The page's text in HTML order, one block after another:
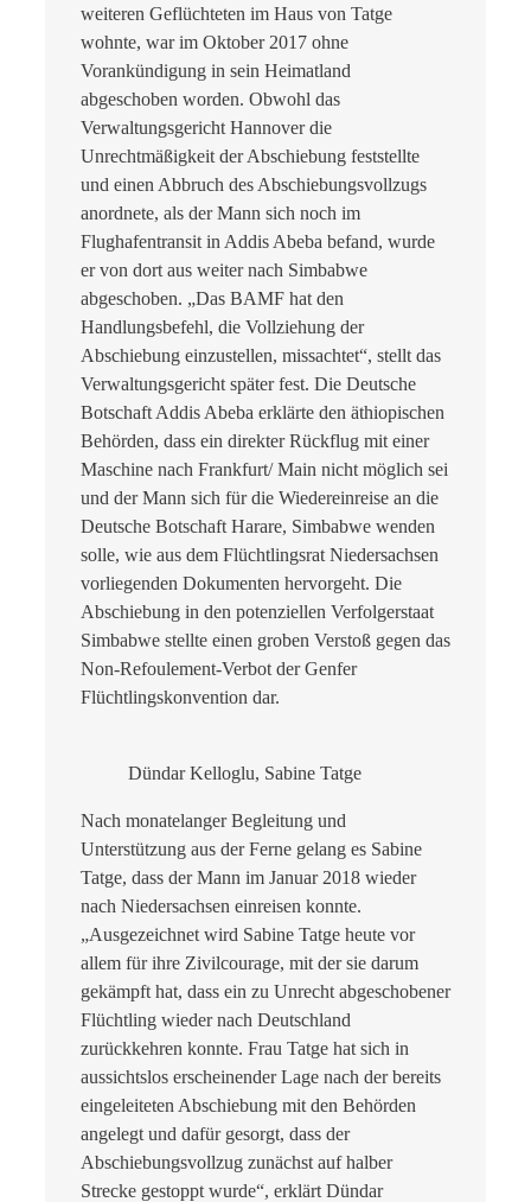
weiteren Geflüchteten im Haus von Tatge
wohnte, war im Oktober 2017 ohne
Vorankündigung in sein Heimatland
abgeschoben worden. Obwohl das
Verwaltungsgericht Hannover die
Unrechtmäßigkeit der Abschiebung feststellte
und einen Abbruch des Abschiebungsvollzugs
anordnete, als der Mann sich noch im
Flughafentransit in Addis Abeba befand, wurde
er von dort aus weiter nach Simbabwe
abgeschoben. „Das BAMF hat den
Handlungsbefehl, die Vollziehung der
Abschiebung einzustellen, missachtet“, stellt das
Verwaltungsgericht später fest. Die Deutsche
Botschaft Addis Abeba erklärte den äthiopischen
Behörden, dass ein direkter Rückflug mit einer
Maschine nach Frankfurt/ Main nicht möglich sei
und der Mann sich für die Wiedereinreise an die
Deutsche Botschaft Harare, Simbabwe wenden
solle, wie aus dem Flüchtlingsrat Niedersachsen
vorliegenden Dokumenten hervorgeht. Die
Abschiebung in den potenziellen Verfolgerstaat
Simbabwe stellte einen groben Verstoß gegen das
Non-Refoulement-Verbot der Genfer
Flüchtlingskonvention dar.
Dündar Kelloglu, Sabine Tatge
Nach monatelanger Begleitung und
Unterstützung aus der Ferne gelang es Sabine
Tatge, dass der Mann im Januar 2018 wieder
nach Niedersachsen einreisen konnte.
„Ausgezeichnet wird Sabine Tatge heute vor
allem für ihre Zivilcourage, mit der sie darum
gekämpft hat, dass ein zu Unrecht abgeschobener
Flüchtling wieder nach Deutschland
zurückkehren konnte. Frau Tatge hat sich in
aussichtslos erscheinender Lage nach der bereits
eingeleiteten Abschiebung mit den Behörden
angelegt und dafür gesorgt, dass der
Abschiebungsvollzug zunächst auf halber
Strecke gestoppt wurde“, erklärt Dündar